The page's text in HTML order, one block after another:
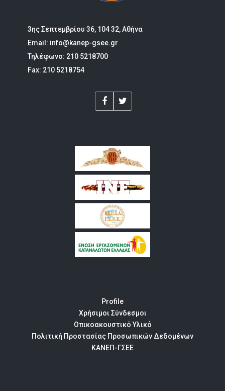
3ης Σεπτεμβρίου 36, 104 32, Αθήνα
Email: info@kanep-gsee.gr
Τηλέφωνο: 210 5218700
Fax: 210 5218754
Profile
Χρήσιμοι Σύνδεσμοι
Οπικοακουστικό Υλικό
Πολιτική Προστασίας Προσωπικών Δεδομένων
ΚΑΝΕΠ-ΓΣΕΕ